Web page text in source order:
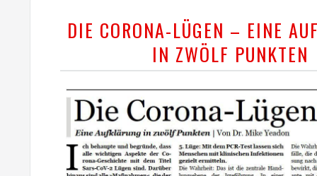
DIE CORONA-LÜGEN – EINE
IN ZWÖLF PUNKTEN